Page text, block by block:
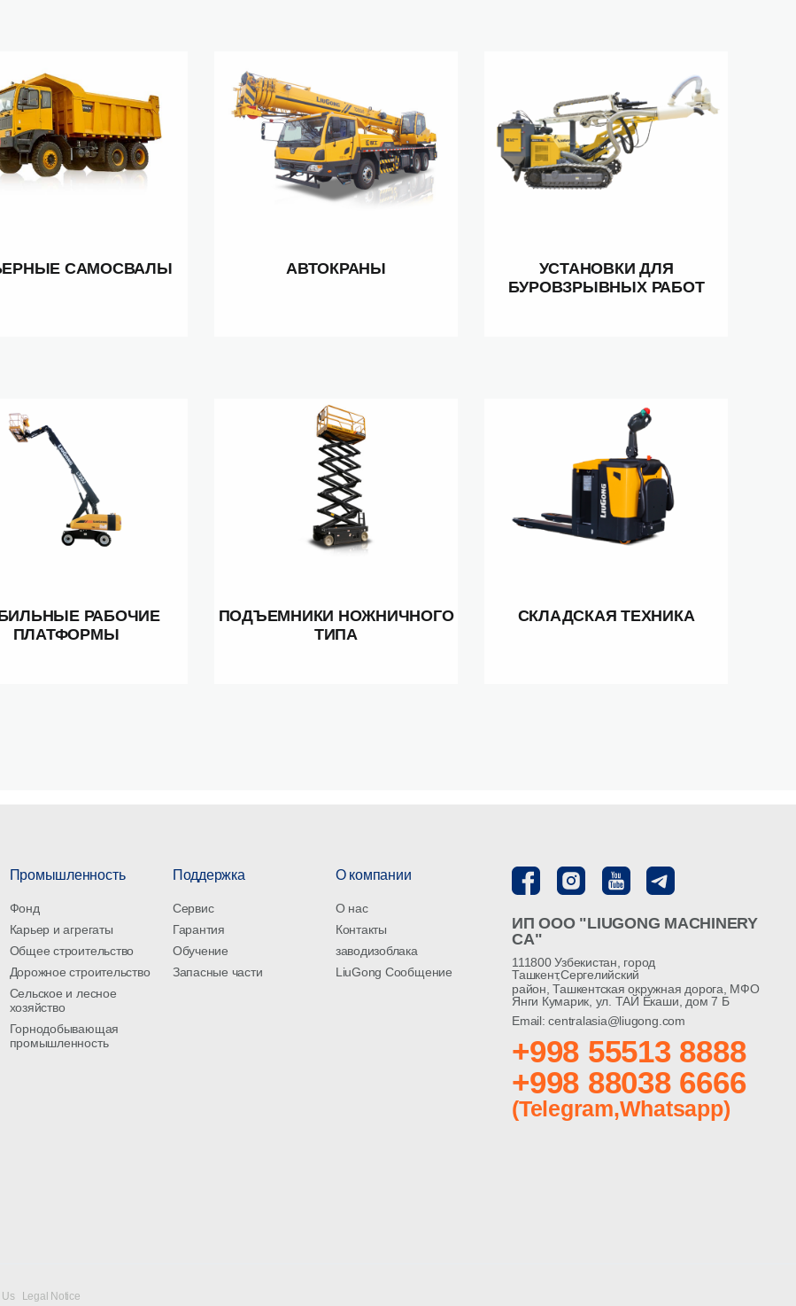
САМОСВАЛЫ АВТОКРАНЫ
УСТАНОВКИ ДЛЯ
БУРОВЗРЫВНЫХ РАБОТ
РАБОЧИЕ
ПЛАТФОРМЫ
ПОДЪЕМНИКИ НОЖНИЧНОГО
ТИПА
СКЛАДСКАЯ ТЕХНИКА
Промышленность
Фонд
Карьер и агрегаты
Общее строительство
Дорожное строительство
Сельское и лесное
хозяйство
Горнодобывающая
промышленность
Поддержка
Сервис
Гарантия
Обучение
Запасные части
О компании
О нас
Контакты
заводизоблака
LiuGong Сообщение
ИП ООО "LIUGONG MACHINERY
CA"
111800 Узбекистан, город
Ташкент,Сергелийский
район, Ташкентская окружная дорога, МФО
Янги Кумарик, ул. ТАЙ Ёкаши, дом 7 Б
Email: centralasia@liugong.com
+998 55513 8888
+998 88038 6666
(Telegram,Whatsapp)
Us Legal Notice